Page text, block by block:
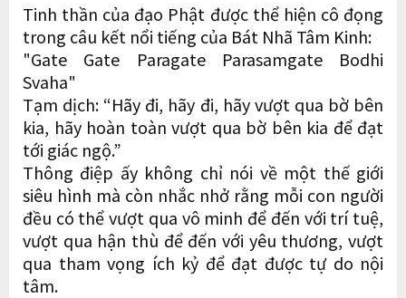
Tinh thần của đạo Phật được thể hiện cô đọng
trong câu kết nổi tiếng của Bát Nhã Tâm Kinh:
"Gate Gate Paragate Parasamgate Bodhi
Svaha"
Tạm dịch: “Hãy đi, hãy đi, hãy vượt qua bờ bên
kia, hãy hoàn toàn vượt qua bờ bên kia để đạt
tới giác ngộ.”
Thông điệp ấy không chỉ nói về một thế giới
siêu hình mà còn nhắc nhở rằng mỗi con người
đều có thể vượt qua vô minh để đến với trí tuệ,
vượt qua hận thù để đến với yêu thương, vượt
qua tham vọng ích kỷ để đạt được tự do nội
tâm.